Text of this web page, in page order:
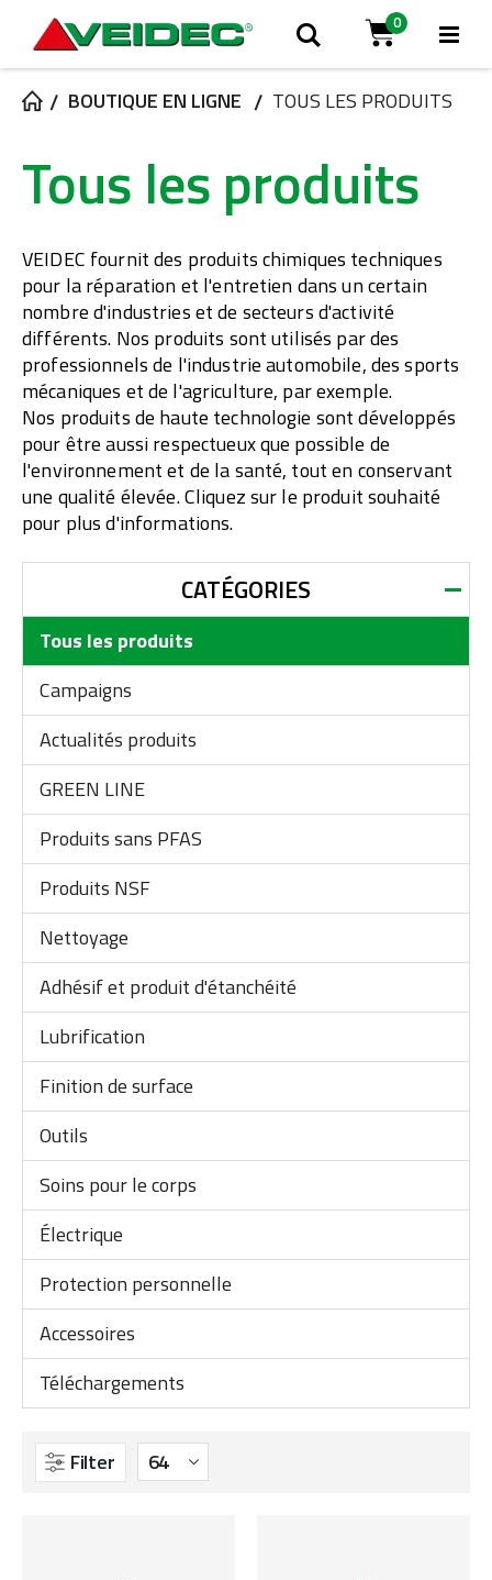
Rechercher
Cart
0
BOUTIQUE EN LIGNE TOUS LES PRODUITS
Tous les produits
VEIDEC fournit des produits chimiques techniques
pour la réparation et l'entretien dans un certain
nombre d'industries et de secteurs d'activité
différents. Nos produits sont utilisés par des
professionnels de l'industrie automobile, des sports
mécaniques et de l'agriculture, par exemple.
Nos produits de haute technologie sont développés
pour être aussi respectueux que possible de
l'environnement et de la santé, tout en conservant
une qualité élevée. Cliquez sur le produit souhaité
pour plus d'informations.
CATÉGORIES
Tous les produits
Campaigns
Actualités produits
GREEN LINE
Produits sans PFAS
Produits NSF
Nettoyage
Adhésif et produit d'étanchéité
Lubrification
Finition de surface
Outils
Soins pour le corps
Électrique
Protection personnelle
Accessoires
Téléchargements
Filter